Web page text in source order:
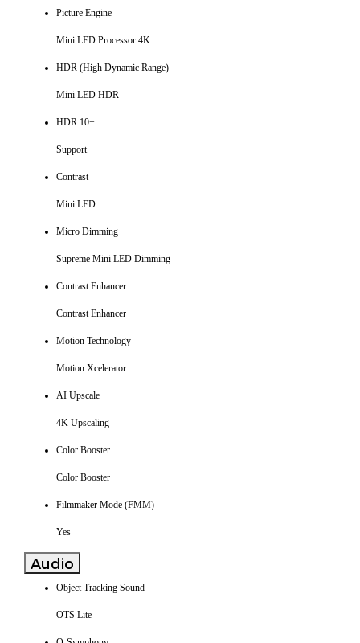
Picture Engine
Mini LED Processor 4K
HDR (High Dynamic Range)
Mini LED HDR
HDR 10+
Support
Contrast
Mini LED
Micro Dimming
Supreme Mini LED Dimming
Contrast Enhancer
Contrast Enhancer
Motion Technology
Motion Xcelerator
AI Upscale
4K Upscaling
Color Booster
Color Booster
Filmmaker Mode (FMM)
Yes
Audio
Object Tracking Sound
OTS Lite